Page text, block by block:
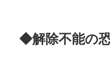
◆解除不能の